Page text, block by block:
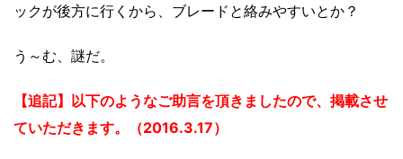
ックが後方に行くから、ブレードと絡みやすいとか？
う～む、謎だ。
【追記】以下のようなご助言を頂きましたので、掲載させ
ていただきます。（2016.3.17）